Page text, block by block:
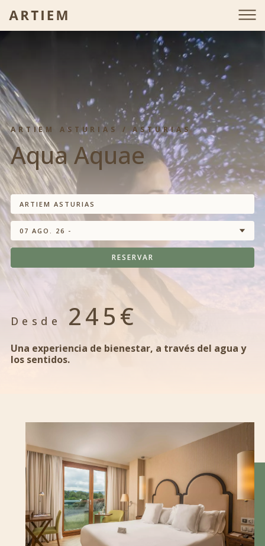
ARTIEM ASTURIAS / ASTURIAS
Aqua Aquae
ARTIEM ASTURIAS
07 AGO. 26 -
RESERVAR
Desde 245€
Una experiencia de bienestar, a través del agua y
los sentidos.